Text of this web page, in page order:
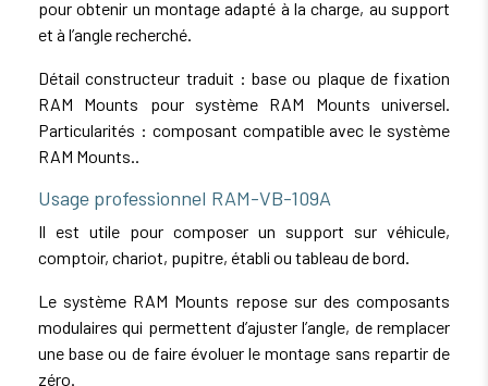
pour obtenir un montage adapté à la charge, au support
et à l’angle recherché.
Détail constructeur traduit : base ou plaque de fixation
RAM Mounts pour système RAM Mounts universel.
Particularités : composant compatible avec le système
RAM Mounts..
Usage professionnel RAM-VB-109A
Il est utile pour composer un support sur véhicule,
comptoir, chariot, pupitre, établi ou tableau de bord.
Le système RAM Mounts repose sur des composants
modulaires qui permettent d’ajuster l’angle, de remplacer
une base ou de faire évoluer le montage sans repartir de
zéro.